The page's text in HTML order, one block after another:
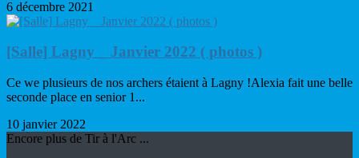
6 décembre 2021
[Salle] Lagny _ Janvier 2022 ( photos )
Ce we plusieurs de nos archers étaient à Lagny !Alexia fait une belle
seconde place en senior 1...
10 janvier 2022
Encore plus de Tir à l'Arc ...